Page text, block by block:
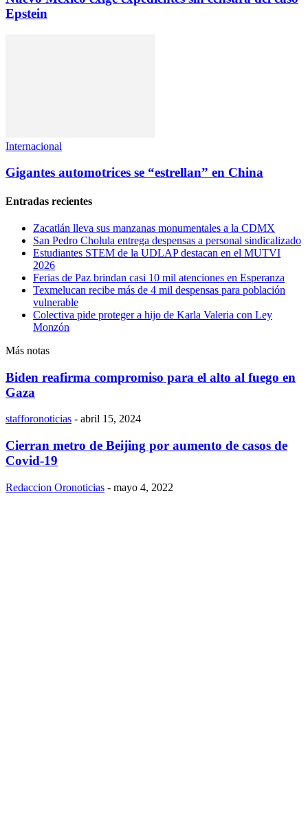
Epstein
Internacional
Gigantes automotrices se “estrellan” en China
Entradas recientes
Zacatlán lleva sus manzanas monumentales a la CDMX
San Pedro Cholula entrega despensas a personal sindicalizado
Estudiantes STEM de la UDLAP destacan en el MUTVI
2026
Ferias de Paz brindan casi 10 mil atenciones en Esperanza
Texmelucan recibe más de 4 mil despensas para población
vulnerable
Colectiva pide proteger a hijo de Karla Valeria con Ley
Monzón
Más notas
Biden reafirma compromiso para el alto al fuego en
Gaza
stafforonoticias - abril 15, 2024
Cierran metro de Beijing por aumento de casos de
Covid-19
Redaccion Oronoticias - mayo 4, 2022